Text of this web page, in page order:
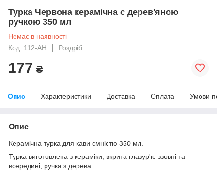
Турка Червона керамічна с дерев'яною
ручкою 350 мл
Немає в наявності
Код: 112-АН
Роздріб
177 ₴
Опис Характеристики Доставка Оплата Умови
Опис
Керамічна турка для кави ємністю 350 мл.
Турка виготовлена з кераміки, вкрита глазур'ю ззовні та
всередині, ручка з дерева